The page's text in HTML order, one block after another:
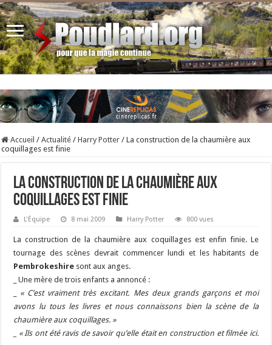
Accueil / Actualité / Harry Potter / La construction de la chaumière aux
coquillages est finie
La construction de la chaumière aux
coquillages est finie
L'Équipe 8 mai 2009 Harry Potter 800 vues
La construction de la chaumière aux coquillages est enfin finie. Le
tournage des scènes devrait commencer lundi et les habitants de
Pembrokeshire sont aux anges.
_ Une mère de trois enfants a annoncé :
« C’est vraiment très excitant. Mes deux grands garçons et moi
avons lu tous les livres et nous connaissons bien la scène de la
chaumière aux coquillages. »
_ « Ils ont été ravis de savoir qu’elle était en construction et filmée ici.